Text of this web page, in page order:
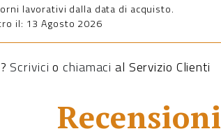
lavorativi dalla data di acquisto.
il: 13 Agosto 2026
Scrivici ochiamaci al Servizio Clienti
Recensioni